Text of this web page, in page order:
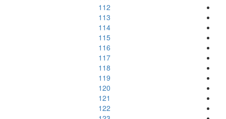
112
113
114
115
116
117
118
119
120
121
122